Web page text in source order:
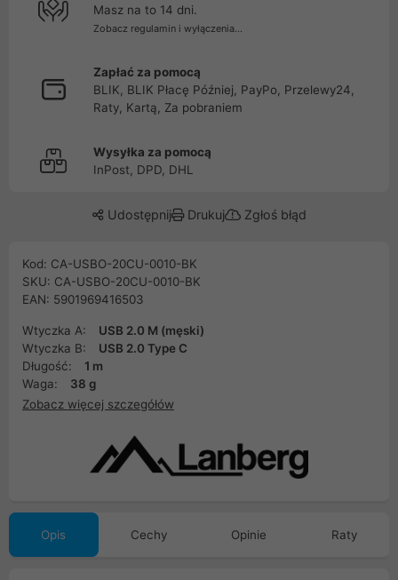
Masz na to 14 dni.
Zobacz regulamin i wyłączenia...
Zapłać za pomocą
BLIK, BLIK Płacę Później, PayPo, Przelewy24,
Raty, Kartą, Za pobraniem
Wysyłka za pomocą
InPost, DPD, DHL
Udostępnij Drukuj Zgłoś błąd
Kod: CA-USBO-20CU-0010-BK
SKU: CA-USBO-20CU-0010-BK
EAN: 5901969416503
Wtyczka A:
USB 2.0 M (męski)
Wtyczka B:
USB 2.0 Type C
Długość:
1 m
Waga:
38 g
Zobacz więcej szczegółów
Opis Cechy Opinie Raty